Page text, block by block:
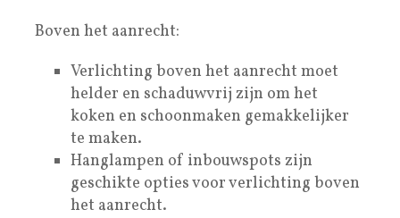
Boven het aanrecht:
Verlichting boven het aanrecht moet
helder en schaduwvrij zijn om het
koken en schoonmaken gemakkelijker
te maken.
Hanglampen of inbouwspots zijn
geschikte opties voor verlichting boven
het aanrecht.